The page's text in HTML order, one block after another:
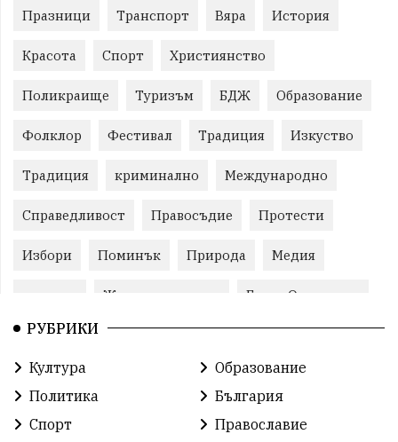
Празници Транспорт Вяра История
Красота Спорт Християнство
Поликраище Туризъм БДЖ Образование
Фолклор Фестивал Традиция Изкуство
Традиция криминално Международно
Справедливост Правосъдие Протести
Избори Поминък Природа Медия
Животновъдство Горна Оряховица
РУБРИКИ
Култура
Образование
Политика
България
Спорт
Православие